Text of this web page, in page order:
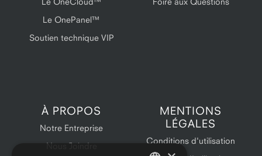
Le OnePanel™
Soutien technique VIP
À PROPOS
Notre Entreprise
Nous Joindre
MENTIONS
LÉGALES
Conditions d'utilisation